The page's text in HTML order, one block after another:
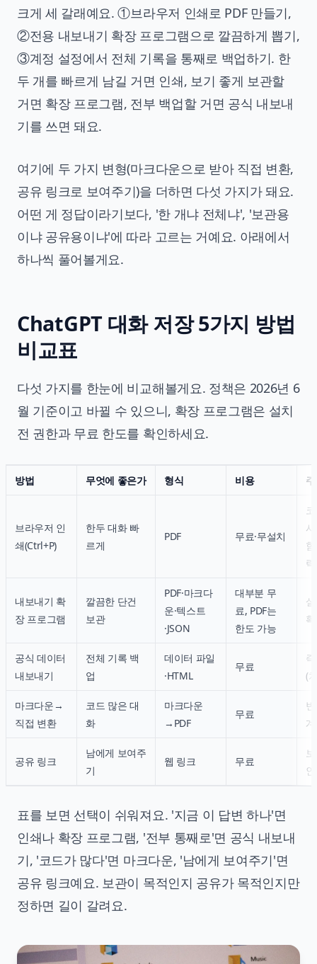
크게 세 갈래예요. ①브라우저 인쇄로 PDF 만들기,
②전용 내보내기 확장 프로그램으로 깔끔하게 뽑기,
③계정 설정에서 전체 기록을 통째로 백업하기. 한
두 개를 빠르게 남길 거면 인쇄, 보기 좋게 보관할
거면 확장 프로그램, 전부 백업할 거면 공식 내보내
기를 쓰면 돼요.
여기에 두 가지 변형(마크다운으로 받아 직접 변환,
공유 링크로 보여주기)을 더하면 다섯 가지가 돼요.
어떤 게 정답이라기보다, '한 개냐 전체냐', '보관용
이냐 공유용이냐'에 따라 고르는 거예요. 아래에서
하나씩 풀어볼게요.
ChatGPT 대화 저장 5가지 방법
비교표
다섯 가지를 한눈에 비교해볼게요. 정책은 2026년 6
월 기준이고 바뀔 수 있으니, 확장 프로그램은 설치
전 권한과 무료 한도를 확인하세요.
방법 무엇에 좋은가 형식 비용
브라우저 인
쇄(Ctrl+P)
한두 대화 빠
르게
PDF 무료·무설치
락
내보내기 확
장 프로그램
깔끔한 단건
보관
PDF·마크다
운·텍스트
·JSON
대부분 무
료, PDF는
한도 가능
공식 데이터
내보내기
전체 기록 백
업
데이터 파일
·HTML
무료
(
마크다운→
직접 변환
코드 많은 대
화
마크다운
→PDF
무료
공유 링크
남에게 보여주
기
웹 링크 무료
표를 보면 선택이 쉬워져요. '지금 이 답변 하나'면
인쇄나 확장 프로그램, '전부 통째로'면 공식 내보내
기, '코드가 많다'면 마크다운, '남에게 보여주기'면
공유 링크예요. 보관이 목적인지 공유가 목적인지만
정하면 길이 갈려요.